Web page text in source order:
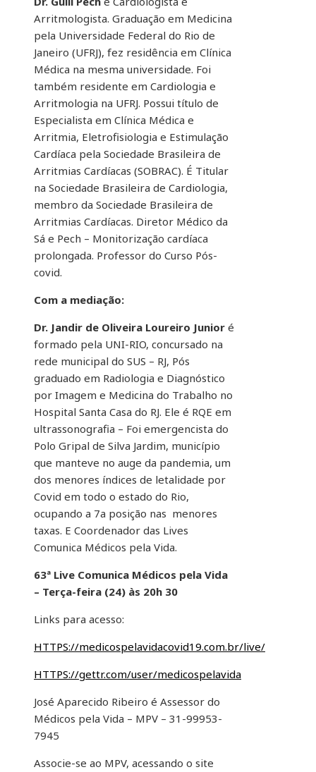
Arritmologista. Graduação em Medicina
pela Universidade Federal do Rio de
Janeiro (UFRJ), fez residência em Clínica
Médica na mesma universidade. Foi
também residente em Cardiologia e
Arritmologia na UFRJ. Possui título de
Especialista em Clínica Médica e
Arritmia, Eletrofisiologia e Estimulação
Cardíaca pela Sociedade Brasileira de
Arritmias Cardíacas (SOBRAC). É Titular
na Sociedade Brasileira de Cardiologia,
membro da Sociedade Brasileira de
Arritmias Cardíacas. Diretor Médico da
Sá e Pech – Monitorização cardíaca
prolongada. Professor do Curso Pós-
covid.
Com a mediação:
Dr. Jandir de Oliveira Loureiro Junior é
formado pela UNI-RIO, concursado na
rede municipal do SUS – RJ, Pós
graduado em Radiologia e Diagnóstico
por Imagem e Medicina do Trabalho no
Hospital Santa Casa do RJ. Ele é RQE em
ultrassonografia – Foi emergencista do
Polo Gripal de Silva Jardim, município
que manteve no auge da pandemia, um
dos menores índices de letalidade por
Covid em todo o estado do Rio,
ocupando a 7a posição nas menores
taxas. E Coordenador das Lives
Comunica Médicos pela Vida.
63ª Live Comunica Médicos pela Vida
– Terça-feira (24) às 20h 30
Links para acesso:
HTTPS://medicospelavidacovid19.com.br/live/
HTTPS://gettr.com/user/medicospelavida
José Aparecido Ribeiro é Assessor do
Médicos pela Vida – MPV – 31-99953-
7945
Associe-se ao MPV, acessando o site